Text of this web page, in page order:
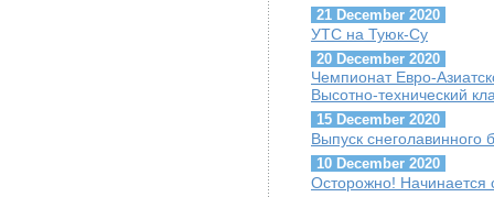
21 December 2020
УТС на Туюк-Су
20 December 2020
Чемпионат Евро-
Высотно-технический
15 December 2020
Выпуск снеголавинного
10 December 2020
Осторожно! Начинается